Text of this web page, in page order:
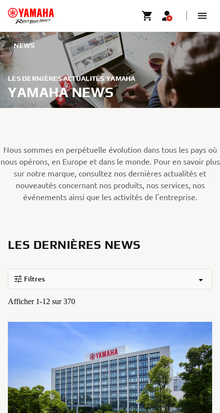
NEWS
LES DERNIÈRES ACTUALITÉS YAMAHA
YAMAHA NEWS
Nous sommes en perpétuelle évolution dans tous les pays où
nous opérons, en Europe et dans le monde. Pour en savoir plus
sur notre marque, consultez nos dernières actualités et
nouveautés concernant nos produits, nos services, nos
événements ainsi que les activités de l'entreprise.
LES DERNIÈRES NEWS
Filtres
Afficher 1-12 sur 370